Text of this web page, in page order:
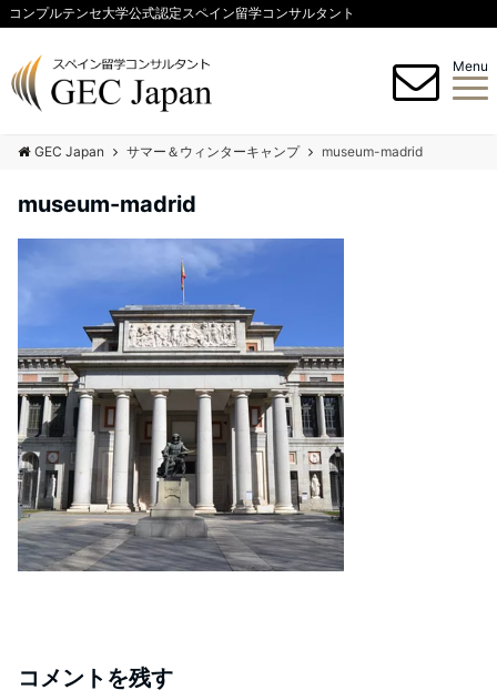
コンプルテンセ大学公式認定スペイン留学コンサルタント
Menu
GEC Japan サマー＆ウィンターキャンプ museum-madrid
museum-madrid
コメントを残す